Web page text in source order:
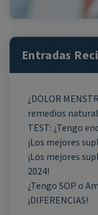
Entradas
¿DOLOR
remedios
TEST: ¿Tengo
¡Los mejores
¡Los mejores
2024!
¿Tengo SOP o
¡DIFERENCIAS!